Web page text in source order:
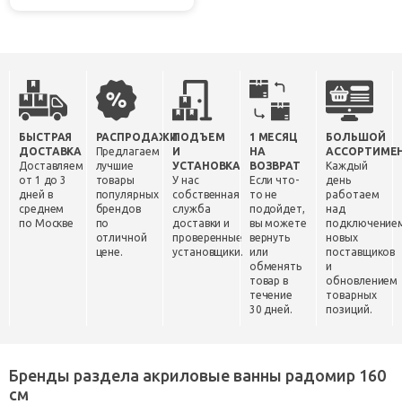
БЫСТРАЯ
ДОСТАВКА
Доставляем
от 1 до 3
дней в
среднем
по Москве
РАСПРОДАЖИ
Предлагаем
лучшие
товары
популярных
брендов
по
отличной
цене.
ПОДЪЕМ
И
УСТАНОВКА
У нас
собственная
служба
доставки и
проверенные
установщики.
1 МЕСЯЦ
НА
ВОЗВРАТ
Если что-
то не
подойдет,
вы можете
вернуть
или
обменять
товар в
течение
30 дней.
БОЛЬШОЙ
Каждый
день
работаем
над
новых
поставщиков
и
обновлением
товарных
позиций.
Бренды раздела акриловые ванны радомир 160
см